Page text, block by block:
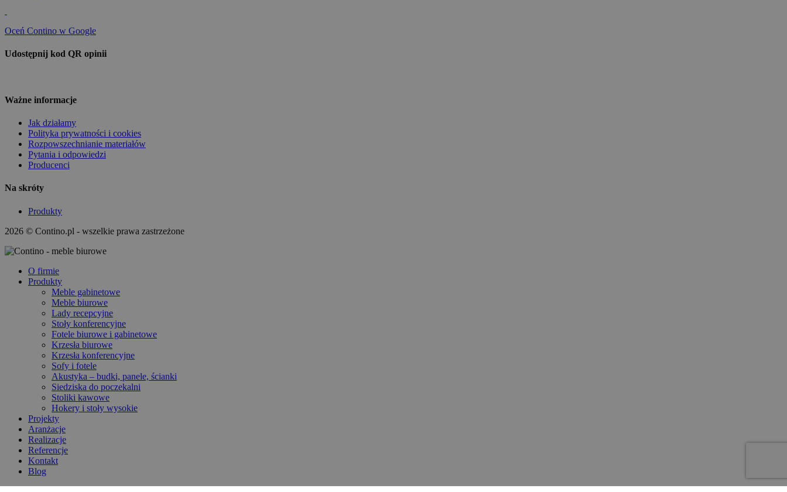
Oceń Contino w Google
Udostępnij kod QR opinii
Ważne informacje
Jak działamy
Polityka prywatności i cookies
Rozpowszechnianie materiałów
Pytania i odpowiedzi
Producenci
Na skróty
Produkty
2026 © Contino.pl - wszelkie prawa zastrzeżone
O firmie
Produkty
Meble gabinetowe
Meble biurowe
Lady recepcyjne
Stoły konferencyjne
Fotele biurowe i gabinetowe
Krzesła biurowe
Krzesła konferencyjne
Sofy i fotele
Akustyka – budki, panele, ścianki
Siedziska do poczekalni
Stoliki kawowe
Hokery i stoły wysokie
Projekty
Aranżacje
Realizacje
Referencje
Kontakt
Blog